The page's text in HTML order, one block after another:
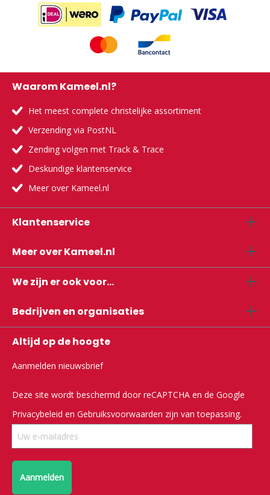
Waarom Kameel.nl?
Het meest complete christelijke assortiment
Verzending via PostNL
Zending volgen met Track & Trace
Deskundige klantenservice
Meer over Kameel.nl
Klantenservice
Meer over Kameel.nl
We zijn er ook voor...
Bedrijven en organisaties
Altijd op de hoogte
Aanmelden nieuwsbrief
Deze site wordt beschermd door reCAPTCHA en de Google
Privacybeleid en Gebruiksvoorwaarden zijn van toepassing.
Aanmelden